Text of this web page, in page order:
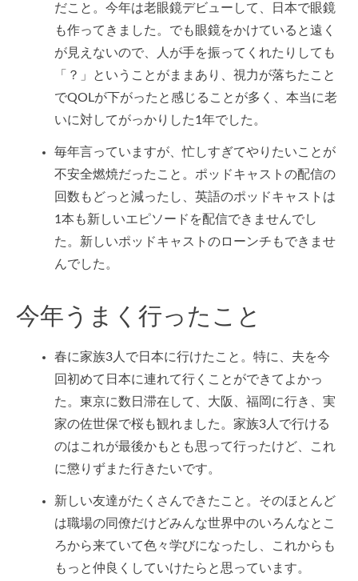
だこと。今年は老眼鏡デビューして、日本で眼鏡
も作ってきました。でも眼鏡をかけていると遠く
が見えないので、人が手を振ってくれたりしても
「？」ということがままあり、視力が落ちたこと
でQOLが下がったと感じることが多く、本当に老
いに対してがっかりした1年でした。
毎年言っていますが、忙しすぎてやりたいことが
不安全燃焼だったこと。ポッドキャストの配信の
回数もどっと減ったし、英語のポッドキャストは
1本も新しいエピソードを配信できませんでし
た。新しいポッドキャストのローンチもできませ
んでした。
今年うまく行ったこと
春に家族3人で日本に行けたこと。特に、夫を今
回初めて日本に連れて行くことができてよかっ
た。東京に数日滞在して、大阪、福岡に行き、実
家の佐世保で桜も観れました。家族3人で行ける
のはこれが最後かもとも思って行ったけど、これ
に懲りずまた行きたいです。
新しい友達がたくさんできたこと。そのほとんど
は職場の同僚だけどみんな世界中のいろんなとこ
ろから来ていて色々学びになったし、これからも
もっと仲良くしていけたらと思っています。